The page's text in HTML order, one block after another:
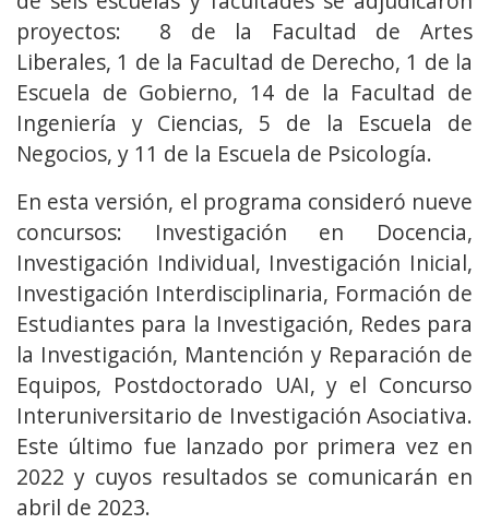
proyectos: 8 de la Facultad de Artes
Liberales, 1 de la Facultad de Derecho, 1 de la
Escuela de Gobierno, 14 de la Facultad de
Ingeniería y Ciencias, 5 de la Escuela de
Negocios, y 11 de la Escuela de Psicología.
En esta versión, el programa consideró nueve
concursos: Investigación en Docencia,
Investigación Individual, Investigación Inicial,
Investigación Interdisciplinaria, Formación de
Estudiantes para la Investigación, Redes para
la Investigación, Mantención y Reparación de
Equipos, Postdoctorado UAI, y el Concurso
Interuniversitario de Investigación Asociativa.
Este último fue lanzado por primera vez en
2022 y cuyos resultados se comunicarán en
abril de 2023.